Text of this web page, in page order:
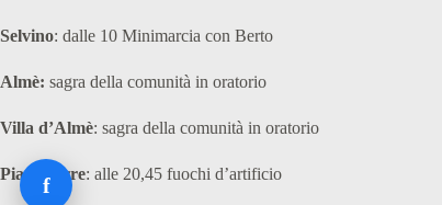
Selvino: dalle 10 Minimarcia con Berto
Almè: sagra della comunità in oratorio
Villa d’Almè: sagra della comunità in oratorio
Piazzatorre: alle 20,45 fuochi d’artificio
f